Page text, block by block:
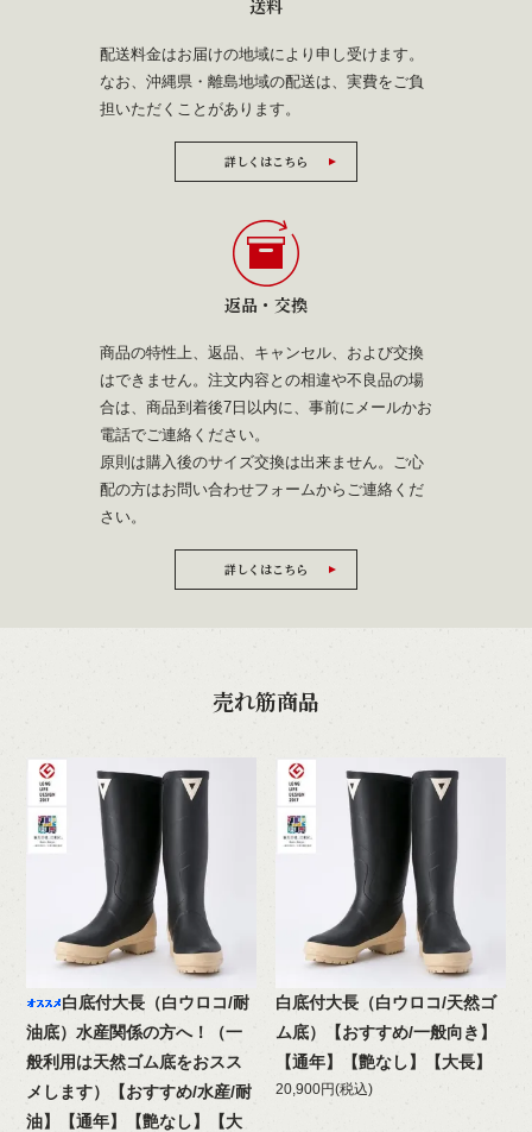
送料
配送料金はお届けの地域により申し受けます。
なお、沖縄県・離島地域の配送は、実費をご負
担いただくことがあります。
詳しくはこちら
返品・交換
商品の特性上、返品、キャンセル、および交換
はできません。注文内容との相違や不良品の場
合は、商品到着後7日以内に、事前にメールかお
電話でご連絡ください。
原則は購入後のサイズ交換は出来ません。ご心
配の方はお問い合わせフォームからご連絡くだ
さい。
詳しくはこちら
売れ筋商品
白底付大長（白ウロコ/耐
油底）水産関係の方へ！（一
般利用は天然ゴム底をおスス
メします）【おすすめ/水産/耐
油】【通年】【艶なし】【大
白底付大長（白ウロコ/天然ゴ
ム底）【おすすめ/一般向き】
【通年】【艶なし】【大長】
20,900円(税込)